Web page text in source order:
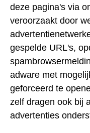
deze pagina's via
veroorzaakt door
gespelde URL's,
adware met
geforceerd te
zelf dragen ook bij
advertenties